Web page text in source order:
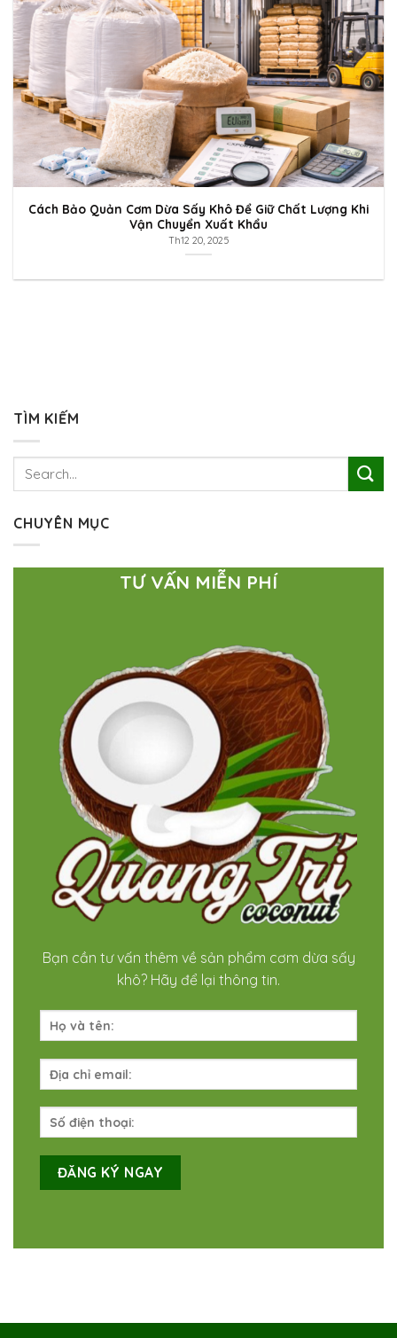
Cách Bảo Quản Cơm Dừa Sấy Khô Để Giữ Chất Lượng Khi
Vận Chuyển Xuất Khẩu
Th12 20, 2025
TÌM KIẾM
CHUYÊN MỤC
TƯ VẤN MIỄN PHÍ
Bạn cần tư vấn thêm về sản phẩm cơm dừa sấy
khô? Hãy để lại thông tin.